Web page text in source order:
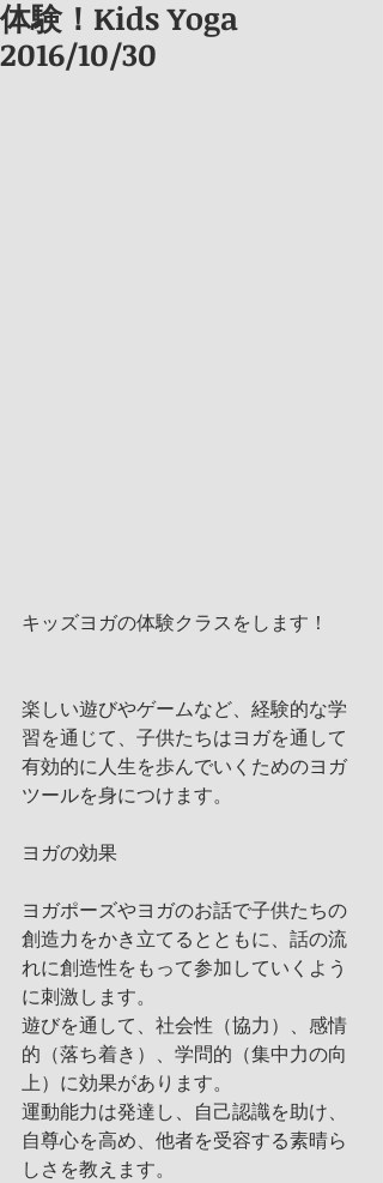
体験！Kids Yoga
2016/10/30
キッズヨガの体験クラスをします！
楽しい遊びやゲームなど、経験的な学
習を通じて、子供たちはヨガを通して
有効的に人生を歩んでいくためのヨガ
ツールを身につけます。
ヨガの効果
ヨガポーズやヨガのお話で子供たちの
創造力をかき立てるとともに、話の流
れに創造性をもって参加していくよう
に刺激します。
遊びを通して、社会性（協力）、感情
的（落ち着き）、学問的（集中力の向
上）に効果があります。
運動能力は発達し、自己認識を助け、
自尊心を高め、他者を受容する素晴ら
しさを教えます。